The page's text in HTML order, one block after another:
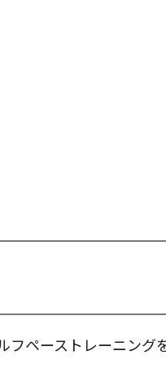
フペーストレーニン